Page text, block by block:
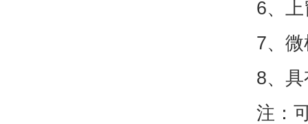
6、
7、
8、
注：